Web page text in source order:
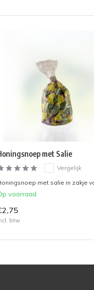
met Salie
Vergelijk
met salie in zakje
voorraad
btw